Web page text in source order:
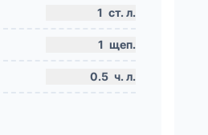
1 ст. л.
1 щеп.
0.5 ч. л.